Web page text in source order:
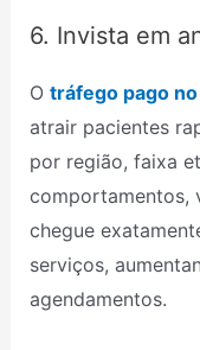
6. Invista em
O tráfego pago
atrair pacientes
por região, faixa
comportamentos,
chegue
serviços,
agendamentos.